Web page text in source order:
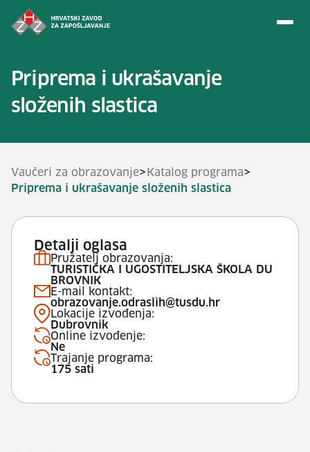
Priprema i ukrašavanje
složenih slastica
Vaučeri za obrazovanje> Katalog programa>
Priprema i ukrašavanje složenih slastica
Detalji oglasa
Pružatelj obrazovanja:
TURISTIČKA I UGOSTITELJSKA ŠKOLA DU
BROVNIK
E-mail kontakt:
obrazovanje.odraslih@tusdu.hr
Lokacije izvođenja:
Dubrovnik
Online izvođenje:
Ne
Trajanje programa:
175 sati